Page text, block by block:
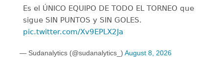
Es el ÚNICO EQUIPO DE TODO EL TORNEO que
sigue SIN PUNTOS y SIN GOLES.
pic.twitter.com/Xv9EPLX2Ja
— Sudanalytics (@sudanalytics_) August 8, 2026